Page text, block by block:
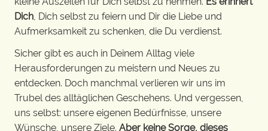
Dich , Dich selbst zu feiern und Dir die Liebe und
Aufmerksamkeit zu schenken, die Du verdienst.
Sicher gibt es auch in Deinem Alltag viele
Herausforderungen zu meistern und Neues zu
entdecken. Doch manchmal verlieren wir uns im
Trubel des alltäglichen Geschehens. Und vergessen,
uns selbst: unsere eigenen Bedürfnisse, unsere
Wünsche, unsere Ziele. Aber keine Sorge, dieses